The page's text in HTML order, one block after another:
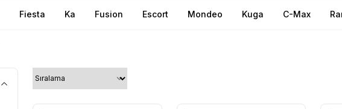
Fiesta Ka Fusion Escort Mondeo Kuga C-Max